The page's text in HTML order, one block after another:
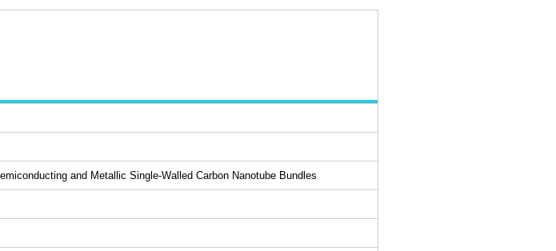
and Metallic Single-Walled Carbon Nanotube Bundles